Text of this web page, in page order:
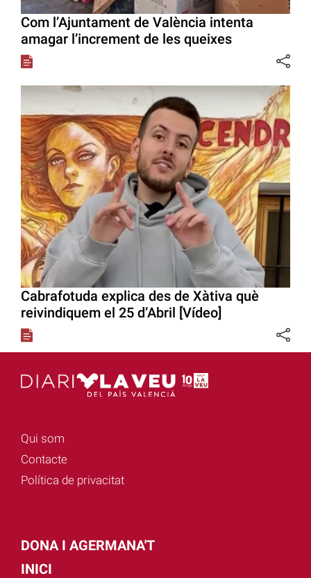
Com l’Ajuntament de València intenta
amagar l’increment de les queixes
Cabrafotuda explica des de Xàtiva què
reivindiquem el 25 d’Abril [Vídeo]
Qui som
Contacte
Política de privacitat
DONA I AGERMANA'T
INICI